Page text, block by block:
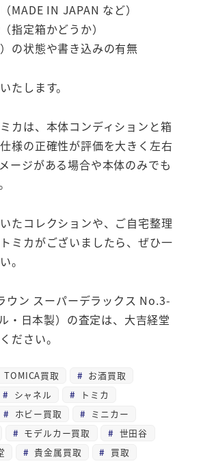
MADE IN JAPAN など）
指定箱かどうか）
の状態や書き込みの有無
たします。
カは、本体コンディションと箱
様の正確性が評価を大きく左右
ージがある場合や本体のみでも
たコレクションや、ご自宅整理
ミカがございましたら、ぜひ一
。
ウン スーパーデラックス No.3-
・日本製）の査定は、大吉経堂
ださい。
TOMICA買取
お酒買取
シャネル
トミカ
ホビー買取
ミニカー
モデルカー買取
世田谷
貴金属買取
買取